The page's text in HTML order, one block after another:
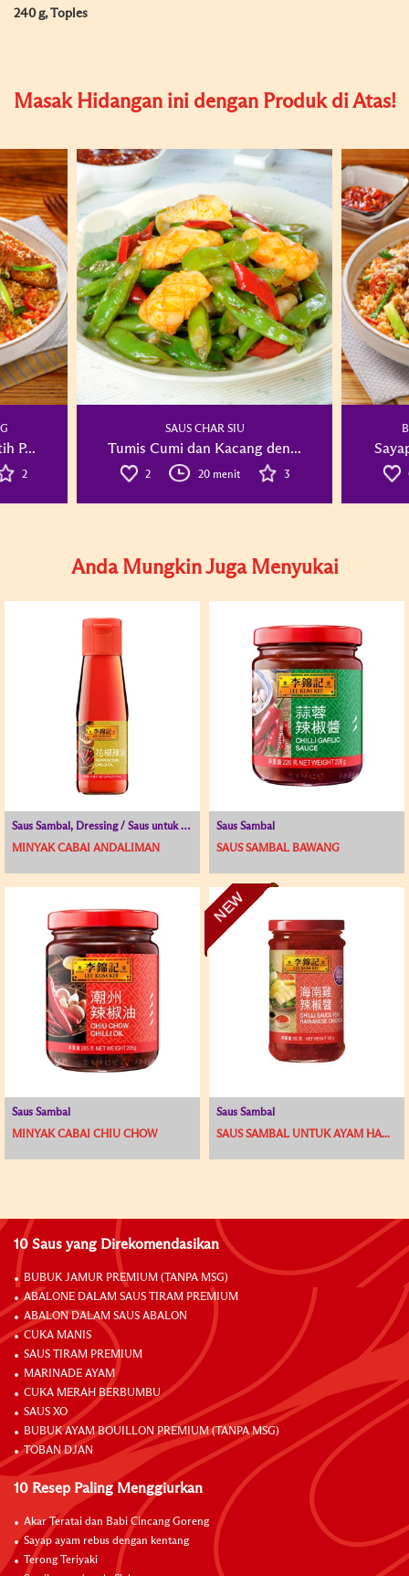
240 g, Toples
Masak Hidangan ini dengan Produk di Atas!
P...
2
SAUS CHAR SIU
Tumis Cumi dan Kacang den...
2 20 menit 3
Anda Mungkin Juga Menyukai
Saus Sambal, Dressing / Saus untuk Hidangan Dingin
MINYAK CABAI ANDALIMAN
Saus Sambal
SAUS SAMBAL BAWANG
Saus Sambal
MINYAK CABAI CHIU CHOW
NEW
Saus Sambal
SAUS SAMBAL UNTUK AYAM HA...
10 Saus yang Direkomendasikan
BUBUK JAMUR PREMIUM (TANPA MSG)
ABALONE DALAM SAUS TIRAM PREMIUM
ABALON DALAM SAUS ABALON
CUKA MANIS
SAUS TIRAM PREMIUM
MARINADE AYAM
CUKA MERAH BERBUMBU
SAUS XO
BUBUK AYAM BOUILLON PREMIUM (TANPA MSG)
TOBAN DJAN
10 Resep Paling Menggiurkan
Akar Teratai dan Babi Cincang Goreng
Sayap ayam rebus dengan kentang
Terong Teriyaki